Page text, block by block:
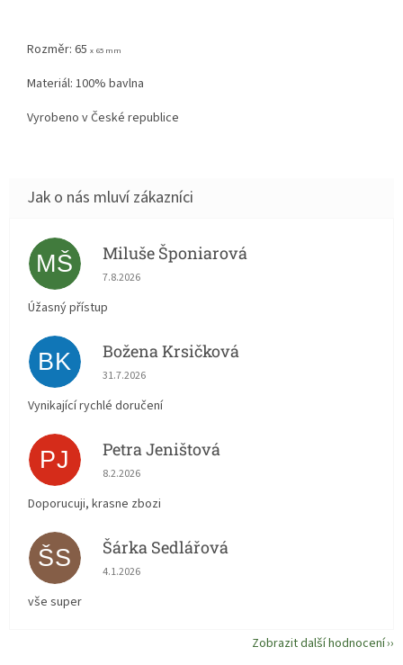
Rozměr: 65 x 65 mm
Materiál: 100% bavlna
Vyrobeno v České republice
MŠ Miluše Šponiarová
Hodnocení obchodu je 5 z 5 hvězdiček.
7.8.2026
Úžasný přístup
BK Božena Krsičková
Hodnocení obchodu je 5 z 5 hvězdiček.
31.7.2026
Vynikající rychlé doručení
PJ Petra Jeništová
Hodnocení obchodu je 5 z 5 hvězdiček.
8.2.2026
Doporucuji, krasne zbozi
ŠS Šárka Sedlářová
Hodnocení obchodu je 5 z 5 hvězdiček.
4.1.2026
vše super
Zobrazit další hodnocení